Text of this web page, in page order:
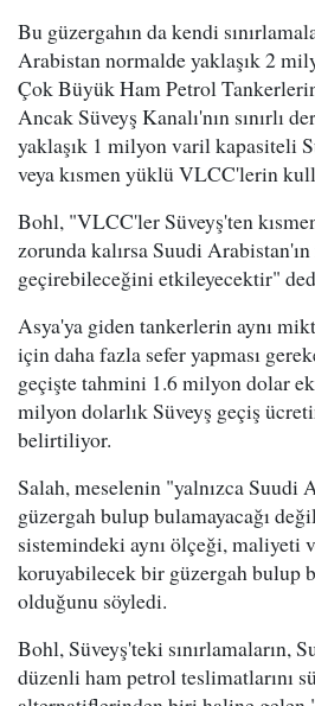
Bu güzergahın da kendi
Arabistan normalde yaklaşık 2
Çok Büyük Ham Petrol
Ancak Süveyş Kanalı'nın sınırlı
yaklaşık 1 milyon varil kapasiteli
veya kısmen yüklü VLCC'lerin
Bohl, "VLCC'ler Süveyş'ten
zorunda kalırsa Suudi
geçirebileceğini etkileyecektir"
Asya'ya giden tankerlerin aynı
için daha fazla sefer yapması
geçişte tahmini 1.6 milyon dolar
milyon dolarlık Süveyş geçiş
belirtiliyor.
Salah, meselenin "yalnızca Suudi
güzergah bulup bulamayacağı
sistemindeki aynı ölçeği, maliyeti
koruyabilecek bir güzergah bulup
olduğunu söyledi.
Bohl, Süveyş'teki sınırlamaların,
düzenli ham petrol teslimatlarını